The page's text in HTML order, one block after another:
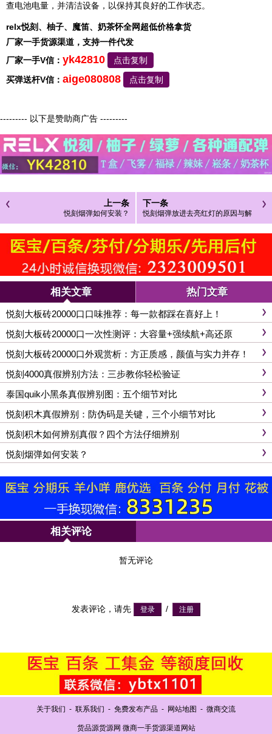
查电池电量，并清洁设备，以保持其良好的工作状态。
relx悦刻、柚子、魔笛、奶茶怀全网超低价格拿货
厂家一手货源渠道，支持一件代发
厂家一手V信： yk42810
点击复制
买弹送杆V信： aige080808 点击复制
--------- 以下是赞助商广告 ---------
上一条
悦刻烟弹如何安装？
下一条
悦刻烟弹放进去亮红灯的原因与解
决方法
相关文章 热门文章
悦刻大板砖20000口口味推荐：每一款都踩在喜好上！
悦刻大板砖20000口一次性测评：大容量+强续航+高还原
悦刻大板砖20000口外观赏析：方正质感，颜值与实力并存！
悦刻4000真假辨别方法：三步教你轻松验证
泰国quik小黑条真假辨别图：五个细节对比
悦刻积木真假辨别：防伪码是关键，三个小细节对比
悦刻积木如何辨别真假？四个方法仔细辨别
悦刻烟弹如何安装？
相关评论
暂无评论
发表评论，请先 /
关于我们 - 联系我们 - 免费发布产品 - 网站地图 - 微商交流
货品源货源网 微商一手货源渠道网站